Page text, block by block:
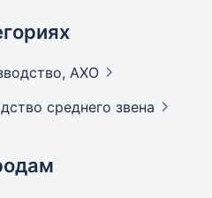
АХО
среднего звена